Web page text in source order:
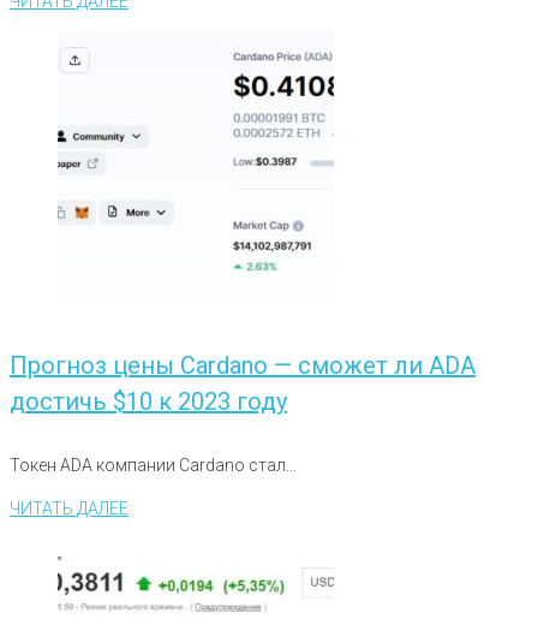
Прогноз цены Cardano — сможет ли ADA
достичь $10 к 2023 году
Токен ADA компании Cardano стал...
ЧИТАТЬ ДАЛЕЕ